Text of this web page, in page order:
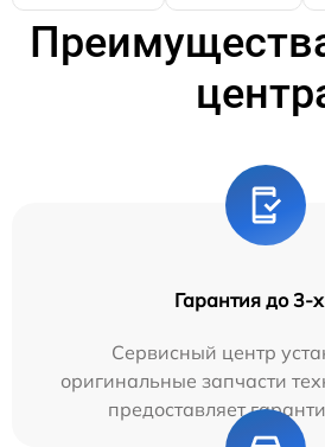
Гарантия до 3-х
Сервисный центр
оригинальные запчасти
предоставляет